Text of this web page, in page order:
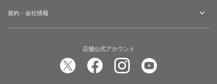
規約・会社情報
店舗公式アカウント